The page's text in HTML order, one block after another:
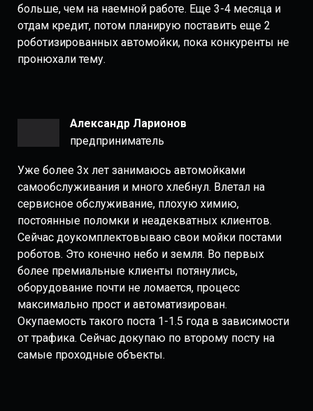
больше, чем на наемной работе. Еще 3-4 месяца и
отдам кредит, потом планирую поставить еще 2
роботизированных автомойки, пока конкуренты не
пронюхали тему.
Александр Ларионов
предприниматель
Уже более 3х лет занимаюсь автомойками
самообслуживания и много хлебнул. Влетал на
сервисное обслуживание, плохую химию,
постоянные поломки и неадекватных клиентов.
Сейчас доукомплектовываю свои мойки постами
роботов. Это конечно небо и земля. Во первых
более премиальные клиенты потянулись,
оборудование почти не ломается, процесс
максимально прост и автоматизирован.
Окупаемость такого поста 1-1.5 года в зависимости
от трафика. Сейчас докупаю по второму посту на
самые проходные объекты.